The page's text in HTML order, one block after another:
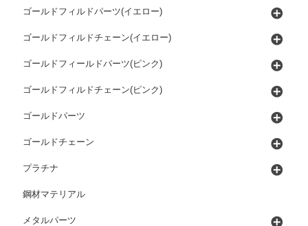
ゴールドフィルドパーツ(イエロー)
ゴールドフィルドチェーン(イエロー)
ゴールドフィールドパーツ(ピンク)
ゴールドフィルドチェーン(ピンク)
ゴールドパーツ
ゴールドチェーン
プラチナ
鋼材マテリアル
メタルパーツ